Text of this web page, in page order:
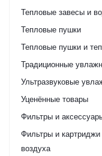
Тепловые завесы и
Тепловые пушки
Тепловые пушки и
Традиционные
Ультразвуковые
Уценённые товары
Фильтры и
Фильтры и
воздуха